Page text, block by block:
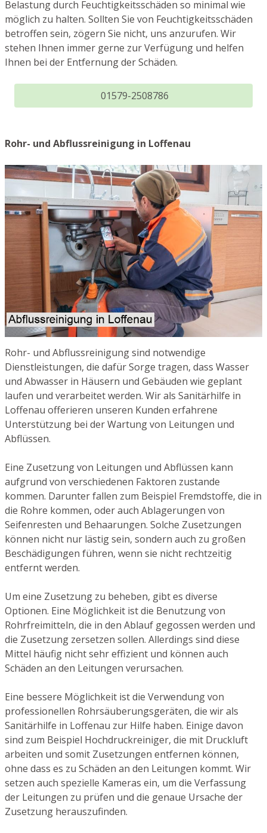
Belastung durch Feuchtigkeitsschäden so minimal wie
möglich zu halten. Sollten Sie von Feuchtigkeitsschäden
betroffen sein, zögern Sie nicht, uns anzurufen. Wir
stehen Ihnen immer gerne zur Verfügung und helfen
Ihnen bei der Entfernung der Schäden.
01579-2508786
Rohr- und Abflussreinigung in Loffenau
Rohr- und Abflussreinigung sind notwendige
Dienstleistungen, die dafür Sorge tragen, dass Wasser
und Abwasser in Häusern und Gebäuden wie geplant
laufen und verarbeitet werden. Wir als Sanitärhilfe in
Loffenau offerieren unseren Kunden erfahrene
Unterstützung bei der Wartung von Leitungen und
Abflüssen.
Eine Zusetzung von Leitungen und Abflüssen kann
aufgrund von verschiedenen Faktoren zustande
kommen. Darunter fallen zum Beispiel Fremdstoffe, die in
die Rohre kommen, oder auch Ablagerungen von
Seifenresten und Behaarungen. Solche Zusetzungen
können nicht nur lästig sein, sondern auch zu großen
Beschädigungen führen, wenn sie nicht rechtzeitig
entfernt werden.
Um eine Zusetzung zu beheben, gibt es diverse
Optionen. Eine Möglichkeit ist die Benutzung von
Rohrfreimitteln, die in den Ablauf gegossen werden und
die Zusetzung zersetzen sollen. Allerdings sind diese
Mittel häufig nicht sehr effizient und können auch
Schäden an den Leitungen verursachen.
Eine bessere Möglichkeit ist die Verwendung von
professionellen Rohrsäuberungsgeräten, die wir als
Sanitärhilfe in Loffenau zur Hilfe haben. Einige davon
sind zum Beispiel Hochdruckreiniger, die mit Druckluft
arbeiten und somit Zusetzungen entfernen können,
ohne dass es zu Schäden an den Leitungen kommt. Wir
setzen auch spezielle Kameras ein, um die Verfassung
der Leitungen zu prüfen und die genaue Ursache der
Zusetzung herauszufinden.